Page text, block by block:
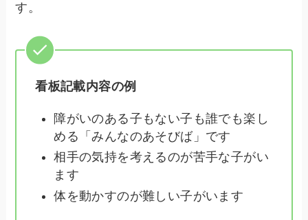
す。
看板記載内容の例
障がいのある子もない子も誰でも楽し
める「みんなのあそびば」です
相手の気持を考えるのが苦手な子がい
ます
体を動かすのが難しい子がいます